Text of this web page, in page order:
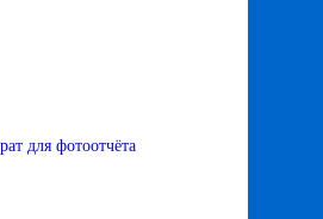
для фотоотчёта